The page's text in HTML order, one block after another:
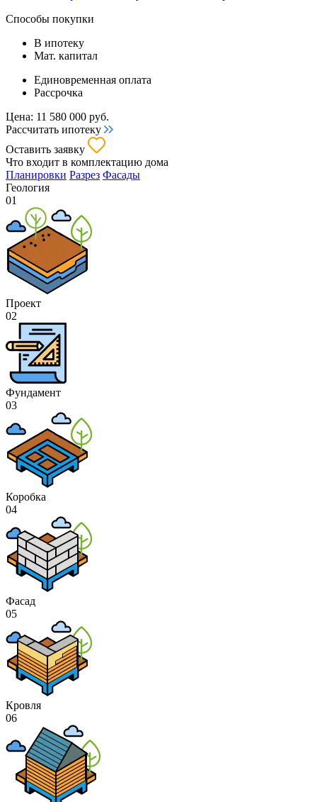
Способы покупки
В ипотеку
Мат. капитал
Единовременная оплата
Рассрочка
Цена: 11 580 000 руб.
Рассчитать ипотеку
Оставить заявку
Что входит в комплектацию дома
Планировки Разрез Фасады
Геология
01
Проект
02
Фундамент
03
Коробка
04
Фасад
05
Кровля
06